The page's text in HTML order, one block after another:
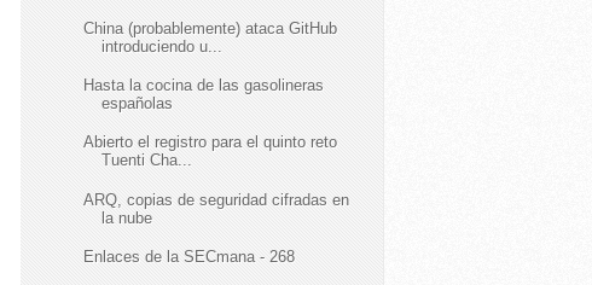
China (probablemente) ataca GitHub
introduciendo u...
Hasta la cocina de las gasolineras
españolas
Abierto el registro para el quinto reto
Tuenti Cha...
ARQ, copias de seguridad cifradas en
la nube
Enlaces de la SECmana - 268